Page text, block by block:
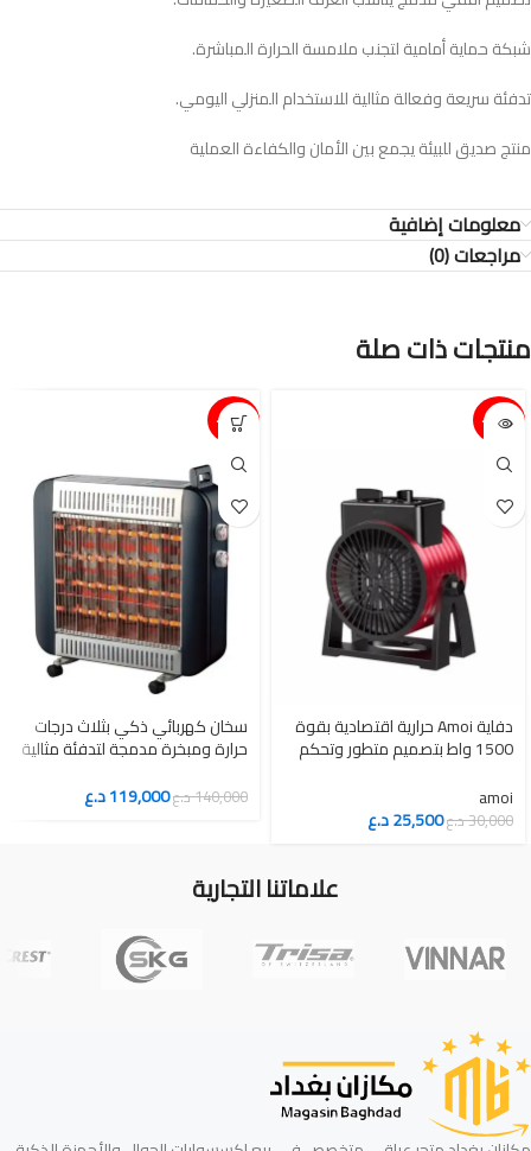
شبكة حماية أمامية لتجنب ملامسة الحرارة المباشرة.
تدفئة سريعة وفعالة مثالية للاستخدام المنزلي اليومي.
منتج صديق للبيئة يجمع بين الأمان والكفاءة العملية
معلومات إضافية
مراجعات (0)
منتجات ذات صلة
15%-
دفاية Amoi حرارية اقتصادية بقوة
1500 واط بتصميم متطور وتحكم
amoi
30,000د.ع25,500د.ع
15%-
سخان كهربائي ذكي بثلاث درجات
حرارة ومبخرة مدمجة لتدفئة مثالية
140,000د.ع119,000د.ع
علاماتنا التجارية